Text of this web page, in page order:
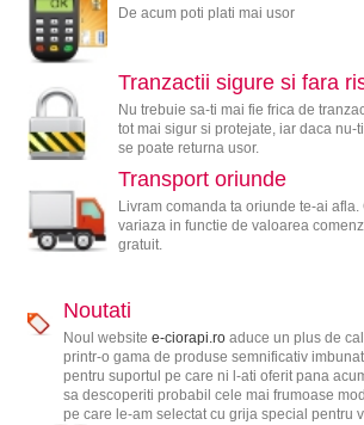
De acum poti plati mai usor
Tranzactii sigure si fara
Nu trebuie sa-ti mai fie frica de
tot mai sigur si protejate, iar daca nu-
se poate returna usor.
Transport oriunde
Livram comanda ta oriunde te-ai afla.
variaza in functie de valoarea
gratuit.
Noutati
Noul website e-ciorapi.roaduce un plus de
printr-o gama de produse semnificativ
pentru suportul pe care ni l-ati oferit pana
sa descoperiti probabil cele mai frumoase
pe care le-am selectat cu grija special pentru